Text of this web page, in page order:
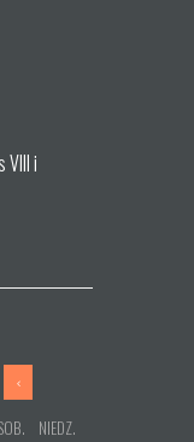
VIII i
NIEDZ.